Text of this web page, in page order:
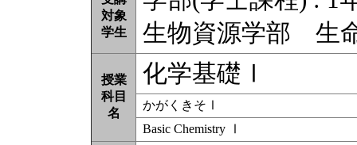
対象
学生
生物資源学部 生
授業
科目
名
化学基礎Ⅰ
かがくきそⅠ
Basic Chemistry Ⅰ